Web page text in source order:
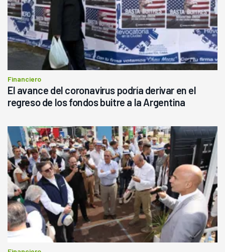
Financiero
El avance del coronavirus podría derivar en el
regreso de los fondos buitre a la Argentina